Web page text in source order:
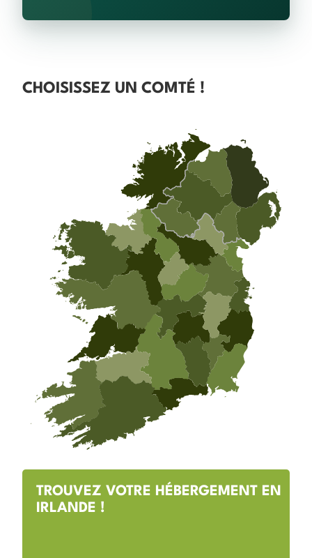
CHOISISSEZ UN COMTÉ !
TROUVEZ VOTRE HÉBERGEMENT EN
IRLANDE !